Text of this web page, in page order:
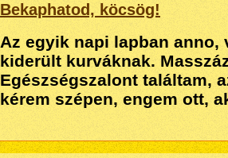
Bekaphatod, köcsög!
Az egyik napi lapban
kiderült kurváknak.
Egészségszalont találtam,
kérem szépen, engem ott,